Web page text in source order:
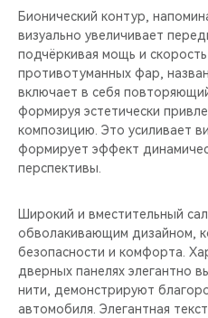
Бионический контур,
визуально увеличивает
подчёркивая мощь и
противотуманных фар,
включает в себя
формируя эстетически
композицию. Это усиливает
формирует эффект
перспективы.
Широкий и вместительный
обволакивающим дизайном,
безопасности и комфорта.
дверных панелях элегантно
нити, демонстрируют
автомобиля. Элегантная